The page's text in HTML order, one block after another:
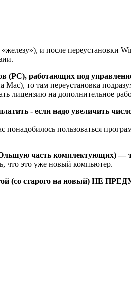
и после переустановки
работающих под
то там переустановка
лицензию на дополнительное
- если надо увеличить
пользоваться
часть комплектующих) —
что это уже новый компьютер.
(со старого на новый) НЕ